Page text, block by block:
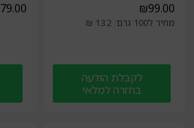
₪99.00
מחיר ל100 גרם: 13.2 ₪
לקבלת הודעה
בחזרה למלאי
79.00